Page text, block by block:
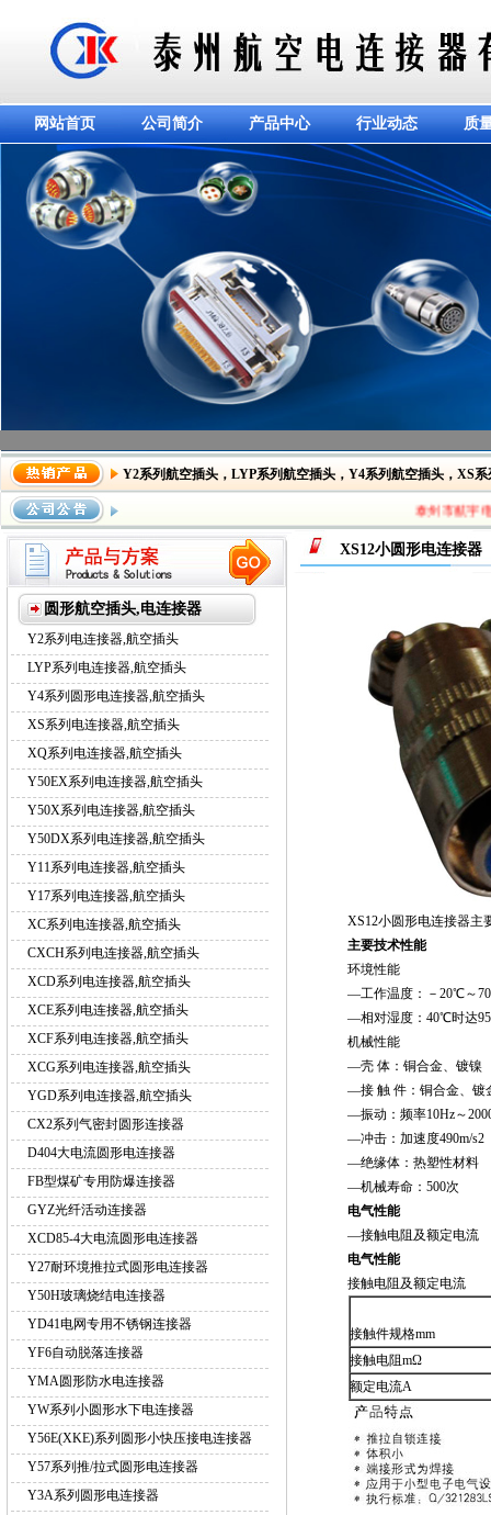
网站首页 公司简介 产品中心 行业动态 质
dddddddddddd
Y2系列航空插头 ， LYP系列航空插头 ， Y4系列航空插头 ， XS系
XC系列航空插头， CXCH
系列航空插头
泰州市航宇电器
圆形航空插头,电连接器
Y2系列电连接器,航空插头
LYP系列电连接器,航空插头
Y4系列圆形电连接器,航空插头
XS系列电连接器,航空插头
XQ系列电连接器,航空插头
Y50EX系列电连接器,航空插头
Y50X系列电连接器,航空插头
Y50DX系列电连接器,航空插头
Y11系列电连接器,航空插头
Y17系列电连接器,航空插头
XC系列电连接器,航空插头
CXCH系列电连接器,航空插头
XCD系列电连接器,航空插头
XCE系列电连接器,航空插头
XCF系列电连接器,航空插头
XCG系列电连接器,航空插头
YGD系列电连接器,航空插头
CX2系列气密封圆形连接器
D404大电流圆形电连接器
FB型煤矿专用防爆连接器
GYZ光纤活动连接器
XCD85-4大电流圆形电连接器
Y27耐环境推拉式圆形电连接器
Y50H玻璃烧结电连接器
YD41电网专用不锈钢连接器
YF6自动脱落连接器
YMA圆形防水电连接器
YW系列小圆形水下电连接器
Y56E(XKE)系列圆形小快压接电连接器
Y57系列推/拉式圆形电连接器
Y3A系列圆形电连接器
XS12小圆形电连接器
XS12小圆形电连接器主
主要技术性能
环境性能
—工作温度：－20℃～
—相对湿度：40℃时达
机械性能
—壳 体：铜合金、镀镍
—接 触 件：铜合金、镀
—振动：频率10Hz～
—冲击：加速度490m/s2
—绝缘体：热塑性材料
—机械寿命：500次
电气性能
—接触电阻及额定电流
电气性能
接触电阻及额定电流
接触件规格mm
接触电阻mΩ
额定电流A